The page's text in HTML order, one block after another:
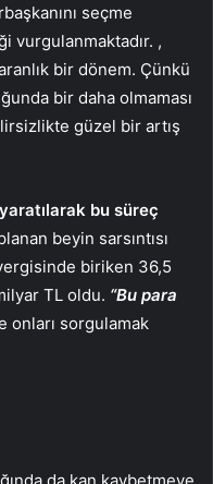
seçme
vurgulanmaktadır. ,
bir dönem. Çünkü
bir daha olmaması
güzel bir artış
bu süreç
beyin sarsıntısı
biriken 36,5
TL oldu. “Bu para
onları sorgulamak
da kan kaybetmeye